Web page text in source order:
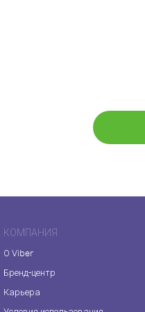
КОМПАНИЯ
О Viber
Бренд-центр
Карьера